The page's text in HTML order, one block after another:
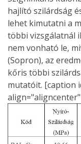
hajlító szilárdság
lehet kimutatni a
többi vizsgálatnál
nem vonható le,
(Sopron), az
kőris többi
mutatóit. [caption